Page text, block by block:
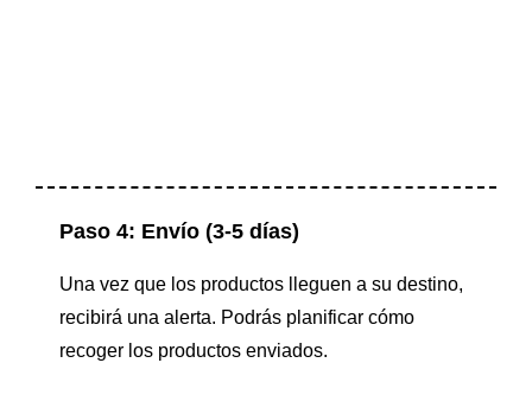
Paso 4: Envío (3-5 días)
Una vez que los productos lleguen a su destino,
recibirá una alerta. Podrás planificar cómo
recoger los productos enviados.